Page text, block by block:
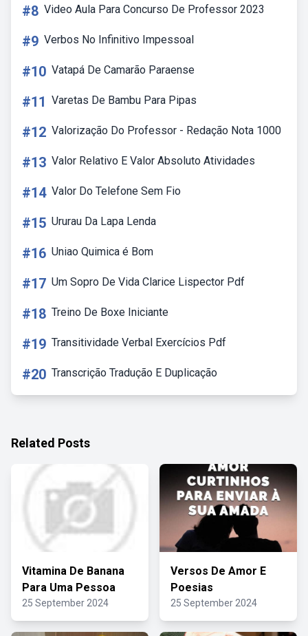
#8 Video Aula Para Concurso De Professor 2023
#9 Verbos No Infinitivo Impessoal
#10 Vatapá De Camarão Paraense
#11 Varetas De Bambu Para Pipas
#12 Valorização Do Professor - Redação Nota 1000
#13 Valor Relativo E Valor Absoluto Atividades
#14 Valor Do Telefone Sem Fio
#15 Ururau Da Lapa Lenda
#16 Uniao Quimica é Bom
#17 Um Sopro De Vida Clarice Lispector Pdf
#18 Treino De Boxe Iniciante
#19 Transitividade Verbal Exercícios Pdf
#20 Transcrição Tradução E Duplicação
Related Posts
Vitamina De Banana
Para Uma Pessoa
25 September 2024
Versos De Amor E
Poesias
25 September 2024